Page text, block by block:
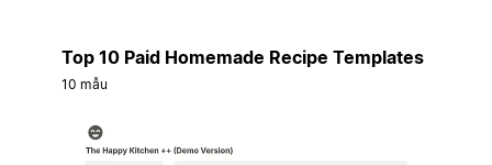
Top 10 Paid Homemade Recipe Templates
10 mẫu